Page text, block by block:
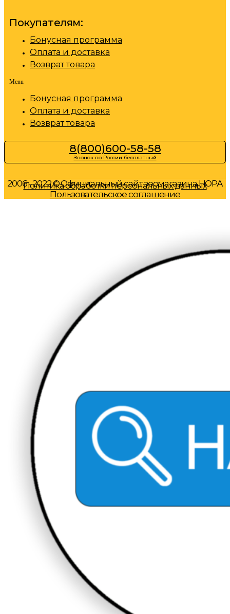
Покупателям:
Бонусная программа
Оплата и доставка
Возврат товара
Menu
Бонусная программа
Оплата и доставка
Возврат товара
8(800)600-58-58
Звонок по России бесплатный
2006 - 2022 © Официальный сайт зоомагазина НОРА
Политика обработки персональных данных
Пользовательское соглашение